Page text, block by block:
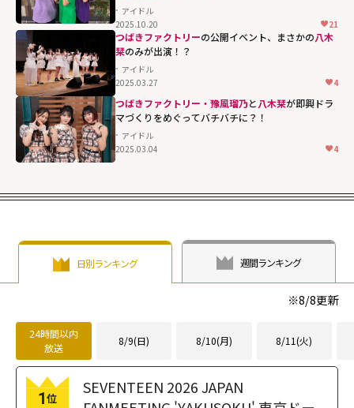
西村乙輝とのこ
れから""
width="304"
height="203"
loading="lazy"
fetchpriority="h
igh">
アイドル
2025.10.20
21
つばきファクトリーの公開イベント、まさかの八木
栞のみが出演！？
アイドル
2025.03.27
4
つばきファクトリー・豫風瑠乃と八木栞が即興ドラ
マづくりをめぐってバチバチに？！
アイドル
2025.03.04
4
日別ランキング 週間ランキング
※8/8更新
24時間以内
放送
8/9(日) 8/10(月) 8/11(火)
1位
SEVENTEEN 2026 JAPAN